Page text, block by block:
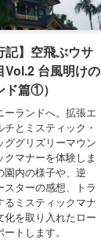
記】空飛ぶウサ
Vol.2 台風明けの
ド篇①）
ーランドへ。拡張エ
とミスティック・
ググリズリーマウン
マナーを体験しま
園内の様子や、逆
ターの感想、トラ
るミスティックマナ
化を取り入れたロー
トします。